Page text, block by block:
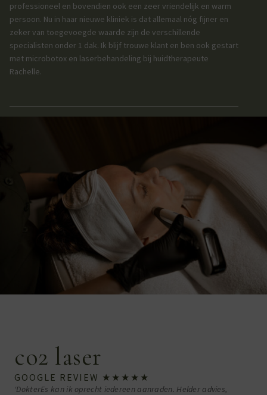
professioneel en bovendien ook een zeer vriendelijk en warm
persoon. Nu in haar nieuwe kliniek is dat allemaal nóg fijner en
zeker van toegevoegde waarde zijn de verschillende
specialisten onder 1 dak. Ik blijf trouwe klant en ben ook gestart
met microbotox en laserbehandeling bij huidtherapeute
Rachelle.
co2 laser
GOOGLE REVIEW ★★★★★
‘DokterEs kan ik oprecht iedereen aanraden. Helder advies,